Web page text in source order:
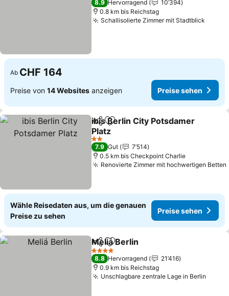
8.9 Hervorragend
10’394
0.8 km bis Reichstag
Schallisolierte Zimmer mit Stadtblick
Ab CHF 164
Preise von 14 Websites anzeigen Preise sehen
TeilenZu Favoriten hinzufügen
ibis Berlin City Potsdamer
Platz
Preise sehen
2 Sterne
7.9 Gut
7’514
0.5 km bis Checkpoint Charlie
Renovierte Zimmer mit hochwertigen Betten
Wähle Reisedaten aus, um die genauen
Preise zu sehen
Preise sehen
TeilenZu Favoriten hinzufügen
Meliá Berlin
4 Sterne
8.8 Hervorragend
21’416
0.9 km bis Reichstag
Unschlagbare zentrale Lage in Berlin